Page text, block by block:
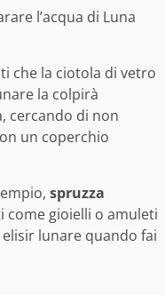
l’acqua di Luna
che la ciotola di vetro
la colpirà
cercando di non
un coperchio
spruzza
gioielli o amuleti
lunare quando fai